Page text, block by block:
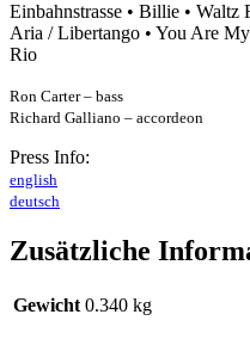
Einbahnstrasse • Billie •
Aria / Libertango • You Are
Rio
Ron Carter – bass
Richard Galliano – accordeon
Press Info:
english
deutsch
Zusätzliche
Gewicht 0.340 kg